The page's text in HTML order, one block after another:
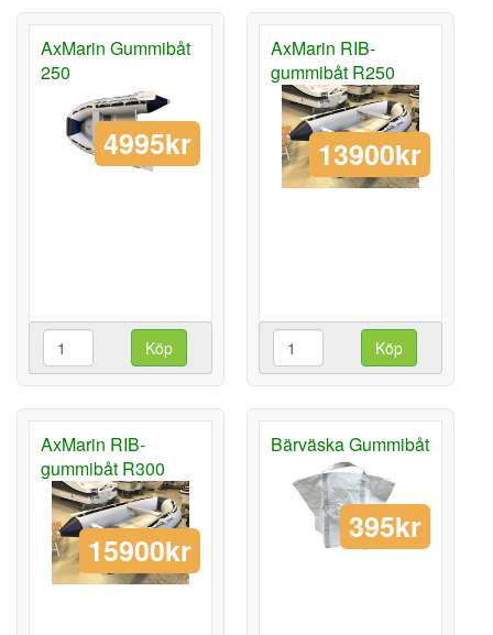
AxMarin Gummibåt
250
4995kr
Köp
AxMarin RIB-
gummibåt R250
13900kr
Köp
AxMarin RIB-
gummibåt R300
15900kr
Bärväska Gummibåt
395kr